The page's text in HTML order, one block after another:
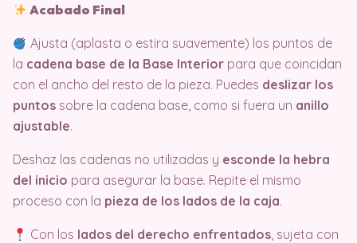
Acabado Final
Ajusta (aplasta o estira suavemente) los puntos de
la cadena base de la Base Interior para que coincidan
con el ancho del resto de la pieza. Puedes deslizar los
puntos sobre la cadena base, como si fuera un anillo
ajustable.
Deshaz las cadenas no utilizadas y esconde la hebra
del inicio para asegurar la base. Repite el mismo
proceso con la pieza de los lados de la caja.
Con los lados del derecho enfrentados, sujeta con